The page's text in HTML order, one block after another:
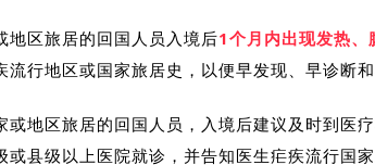
地区旅居的回国人员入境后1个月内出现发热
流行地区或国家旅居史，以便早发现、早诊断
或地区旅居的回国人员，入境后建议及时到医
县级以上医院就诊，并告知医生疟疾流行国家